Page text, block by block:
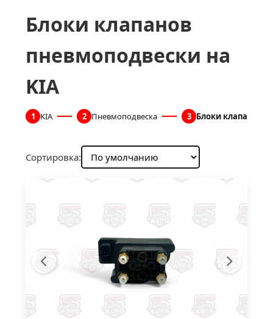
Блоки клапанов
пневмоподвески на
KIA
1 KIA 2 Пневмоподвеска 3 Блоки клапанов
Сортировка: